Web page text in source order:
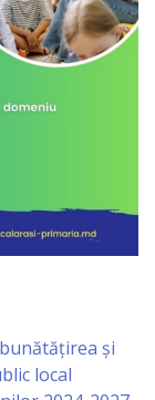
și
local